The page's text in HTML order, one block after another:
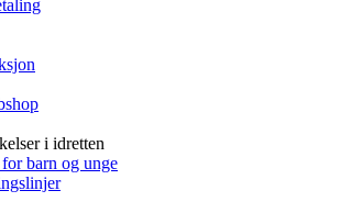
i idretten
barn og unge